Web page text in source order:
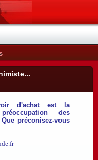
d'achat est la
des
Que préconisez-vous